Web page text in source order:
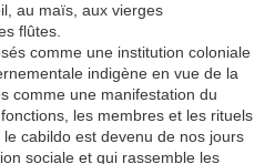
au maïs, aux vierges
flûtes.
comme une institution coloniale
indigène en vue de la
comme une manifestation du
les membres et les rituels
cabildo est devenu de nos jours
sociale et qui rassemble les